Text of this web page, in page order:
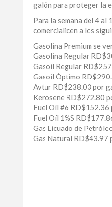
ALTAGRACIA
PUERTO
PLATA
CONTÁCTENOS
galón para proteger la
Para la semana del 4
comercialicen a los
Gasolina Premium se
Gasolina Regular
Gasoil Regular
Gasoil Óptimo
Avtur RD$238.03 por
Kerosene RD$272.80
Fuel Oíl #6 RD$152.36
Fuel Oíl 1%S
Gas Licuado de
Gas Natural RD$43.97